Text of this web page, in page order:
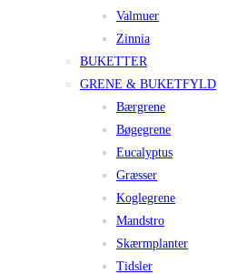
Valmuer
Zinnia
BUKETTER
GRENE & BUKETFYLD
Bærgrene
Bøgegrene
Eucalyptus
Græsser
Koglegrene
Mandstro
Skærmplanter
Tidsler